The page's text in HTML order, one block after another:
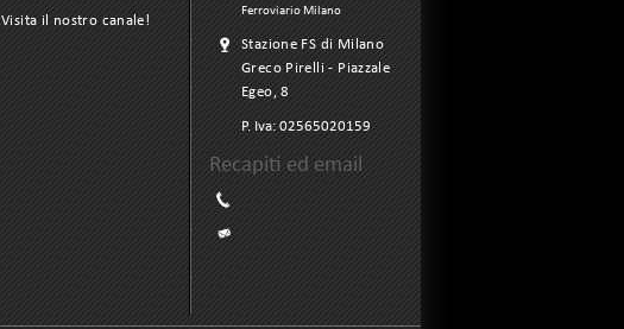
Visita il nostro canale!
Ferroviario Milano
Stazione FS di Milano
Greco Pirelli - Piazzale
Egeo, 8
P. Iva: 02565020159
Recapiti ed email